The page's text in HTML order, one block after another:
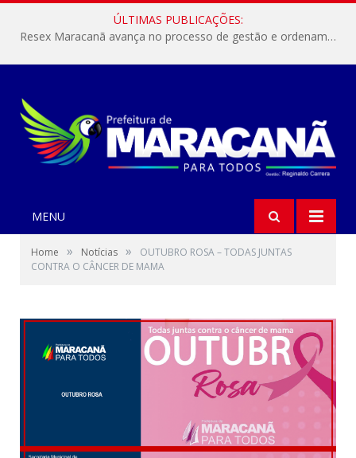
ÚLTIMAS PUBLICAÇÕES:
Resex Maracanã avança no processo de gestão e ordenamento do turismo em nossas áreas protegidas.
MENU
Home » Notícias »
OUTUBRO ROSA – TODAS JUNTAS
CONTRA O CÂNCER DE MAMA